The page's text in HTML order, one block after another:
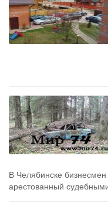
В Челябинске бизнесмен
арестованный